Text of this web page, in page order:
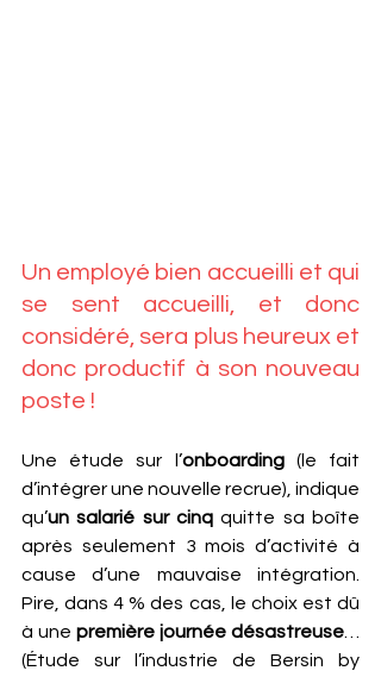
Un employé bien accueilli et qui
se sent accueilli, et donc
considéré, sera plus heureux et
donc productif à son nouveau
poste !
Une étude sur l’onboarding (le fait
d’intégrer une nouvelle recrue), indique
qu’un salarié sur cinq quitte sa boîte
après seulement 3 mois d’activité à
cause d’une mauvaise intégration.
Pire, dans 4 % des cas, le choix est dû
à une première journée désastreuse
(Étude sur l’industrie de Bersin by